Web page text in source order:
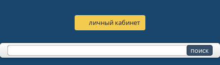
личный кабинет